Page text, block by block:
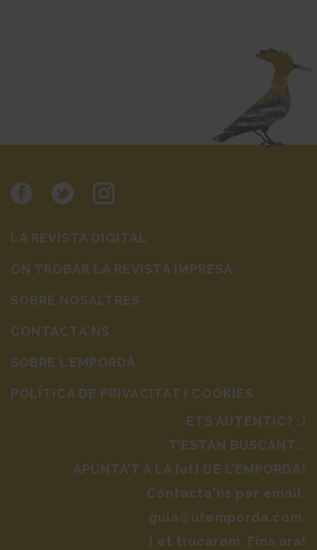
LA REVISTA DIGITAL
ON TROBAR LA REVISTA IMPRESA
SOBRE NOSALTRES
CONTACTA'NS
SOBRE L’EMPORDÀ
POLÍTICA DE PRIVACITAT I COOKIES
ETS AUTÈNTIC? :)
T’ESTAN BUSCANT...
APUNTA’T A LA [ut] DE L’EMPORDÀ!
Contacta'ns per email,
guia@utemporda.com,
i et trucarem. Fins ara!